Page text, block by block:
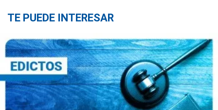
TE PUEDE INTERESAR